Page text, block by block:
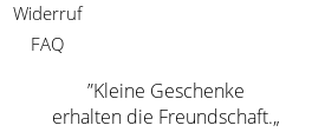
Widerruf
FAQ
”Kleine Geschenke
erhalten die Freundschaft.„